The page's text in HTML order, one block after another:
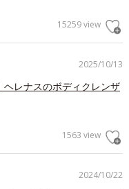
15259 view
2025/10/13
レナスのボディクレンザ
1563 view
2024/10/22